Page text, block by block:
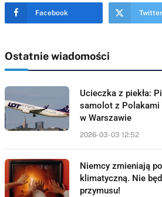
Facebook Twitter
Ostatnie wiadomości
Ucieczka z piekła:
samolot z Polakami
w Warszawie
2026-03-03 12:52
Niemcy zmieniają
klimatyczną. Nie
przymusu!